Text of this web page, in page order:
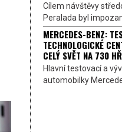
Cílem návštěvy
Peralada byl
MERCEDES-BENZ:
TECHNOLOGICKÉ
CELÝ SVĚT NA 730
Hlavní testovací a
automobilky